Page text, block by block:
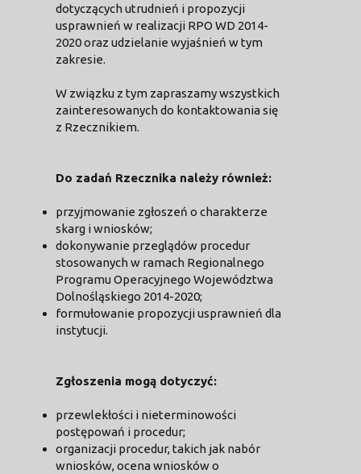
dotyczących utrudnień i propozycji
usprawnień w realizacji RPO WD 2014-
2020 oraz udzielanie wyjaśnień w tym
zakresie.
W związku z tym zapraszamy wszystkich
zainteresowanych do kontaktowania się
z Rzecznikiem.
Do zadań Rzecznika należy również:
przyjmowanie zgłoszeń o charakterze
skarg i wniosków;
dokonywanie przeglądów procedur
stosowanych w ramach Regionalnego
Programu Operacyjnego Województwa
Dolnośląskiego 2014-2020;
formułowanie propozycji usprawnień dla
instytucji.
Zgłoszenia mogą dotyczyć:
przewlekłości i nieterminowości
postępowań i procedur;
organizacji procedur, takich jak nabór
wniosków, ocena wniosków o